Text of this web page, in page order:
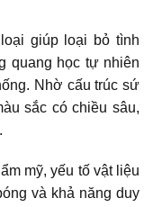
giúp loại bỏ tình
quang học tự nhiên
Nhờ cấu trúc sứ
sắc có chiều sâu,
mỹ, yếu tố vật liệu
và khả năng duy